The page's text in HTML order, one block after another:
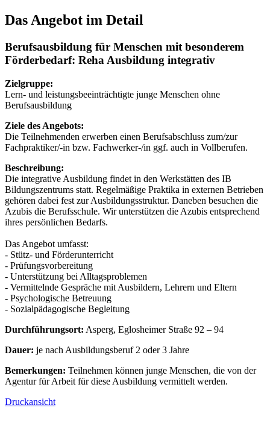
Das Angebot im Detail
Berufsausbildung für Menschen mit besonderem
Förderbedarf: Reha Ausbildung integrativ
Zielgruppe:
Lern- und leistungsbeeinträchtigte junge Menschen ohne
Berufsausbildung
Ziele des Angebots:
Die Teilnehmenden erwerben einen Berufsabschluss zum/zur
Fachpraktiker/-in bzw. Fachwerker-/in ggf. auch in Vollberufen.
Beschreibung:
Die integrative Ausbildung findet in den Werkstätten des IB
Bildungszentrums statt. Regelmäßige Praktika in externen Betrieben
gehören dabei fest zur Ausbildungsstruktur. Daneben besuchen die
Azubis die Berufsschule. Wir unterstützen die Azubis entsprechend
ihres persönlichen Bedarfs.
Das Angebot umfasst:
- Stütz- und Förderunterricht
- Prüfungsvorbereitung
- Unterstützung bei Alltagsproblemen
- Vermittelnde Gespräche mit Ausbildern, Lehrern und Eltern
- Psychologische Betreuung
- Sozialpädagogische Begleitung
Durchführungsort: Asperg, Eglosheimer Straße 92 – 94
Dauer: je nach Ausbildungsberuf 2 oder 3 Jahre
Bemerkungen: Teilnehmen können junge Menschen, die von der
Agentur für Arbeit für diese Ausbildung vermittelt werden.
Druckansicht